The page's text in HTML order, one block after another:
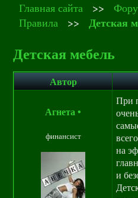
Главная сайта >>
Правила
>>Детская
Детская мебель
Автор
Агнета•
финансист
При
на
и